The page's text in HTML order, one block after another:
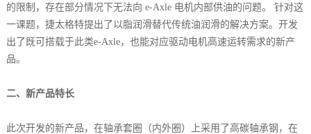
的限制，存在部分情况下无法向 e-Axle 电机内部供油的问题。 针对这
一课题，捷太格特提出了以脂润滑替代传统油润滑的解决方案。开发
出了既可搭载于此类e-Axle，也能对应驱动电机高速运转需求的新产
品。
二、新产品特长
此次开发的新产品，在轴承套圈（内外圈）上采用了高碳轴承钢，在